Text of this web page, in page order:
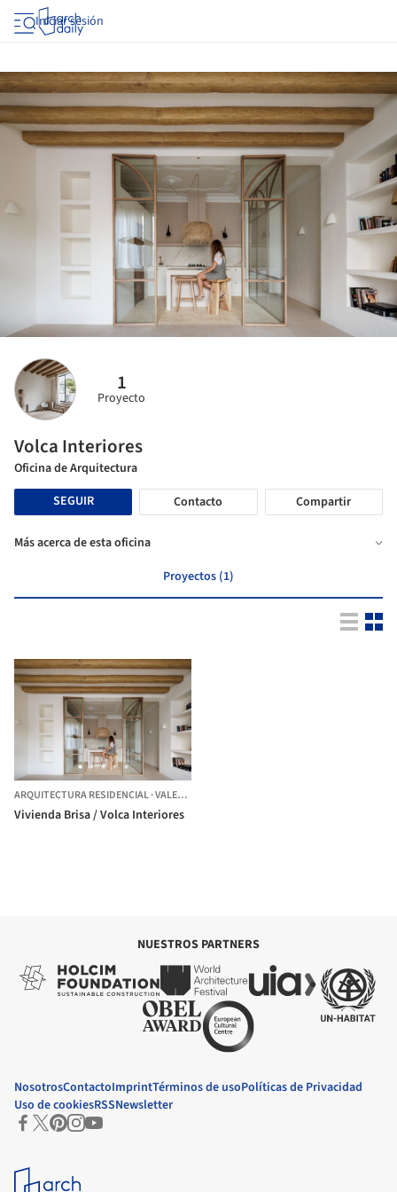
Iniciar sesión
1
Proyecto
Volca Interiores
Oficina de Arquitectura
SEGUIR
Contacto Compartir
Más acerca de esta oficina
Proyectos (1)
ARQUITECTURA RESIDENCIAL·VALENCIA,
Vivienda Brisa / Volca Interiores